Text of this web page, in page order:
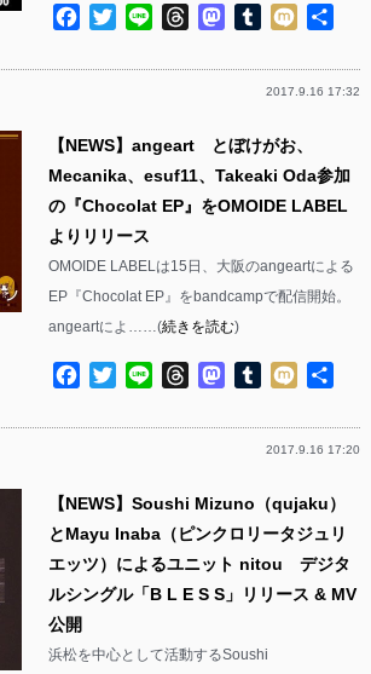
Facebook
TwitterLine ThreadsMastodon
Tumblr
Mixi
2017.9.16 17:32
【NEWS】angeart とぼけがお、
Mecanika、esuf11、Takeaki Oda参加
の『Chocolat EP』をOMOIDE LABEL
よりリリース
OMOIDE LABELは15日、大阪のangeartによる
EP『Chocolat EP』をbandcampで配信開始。
angeartによ……(続きを読む)
Facebook
TwitterLine ThreadsMastodon
Tumblr
Mixi
2017.9.16 17:20
【NEWS】Soushi Mizuno（qujaku）
とMayu Inaba（ピンクロリータジュリ
エッツ）によるユニット nitou デジタ
ルシングル「B L E S S」リリース & MV
公開
浜松を中心として活動するSoushi